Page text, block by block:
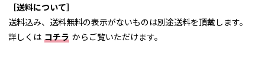
［送料について］
送料込み、送料無料の表示がないものは別途送料を頂戴します。
詳しくは コチラ からご覧いただけます。